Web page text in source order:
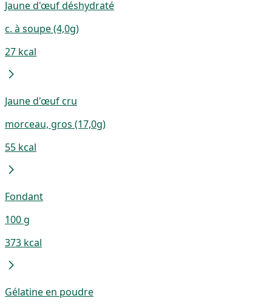
Jaune d'œuf déshydraté
c. à soupe (4,0g)
27 kcal
Jaune d'œuf cru
morceau, gros (17,0g)
55 kcal
Fondant
100 g
373 kcal
Gélatine en poudre